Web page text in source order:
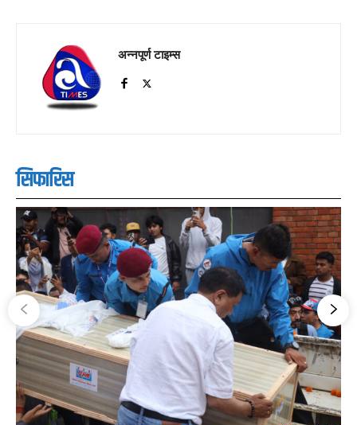
अन्नपूर्ण टाइम्स
सिफारिस